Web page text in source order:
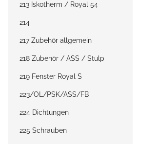
213 Iskotherm / Royal 54
214
217 Zubehör allgemein
218 Zubehör / ASS / Stulp
219 Fenster Royal S
223/OL/PSK/ASS/FB
224 Dichtungen
225 Schrauben